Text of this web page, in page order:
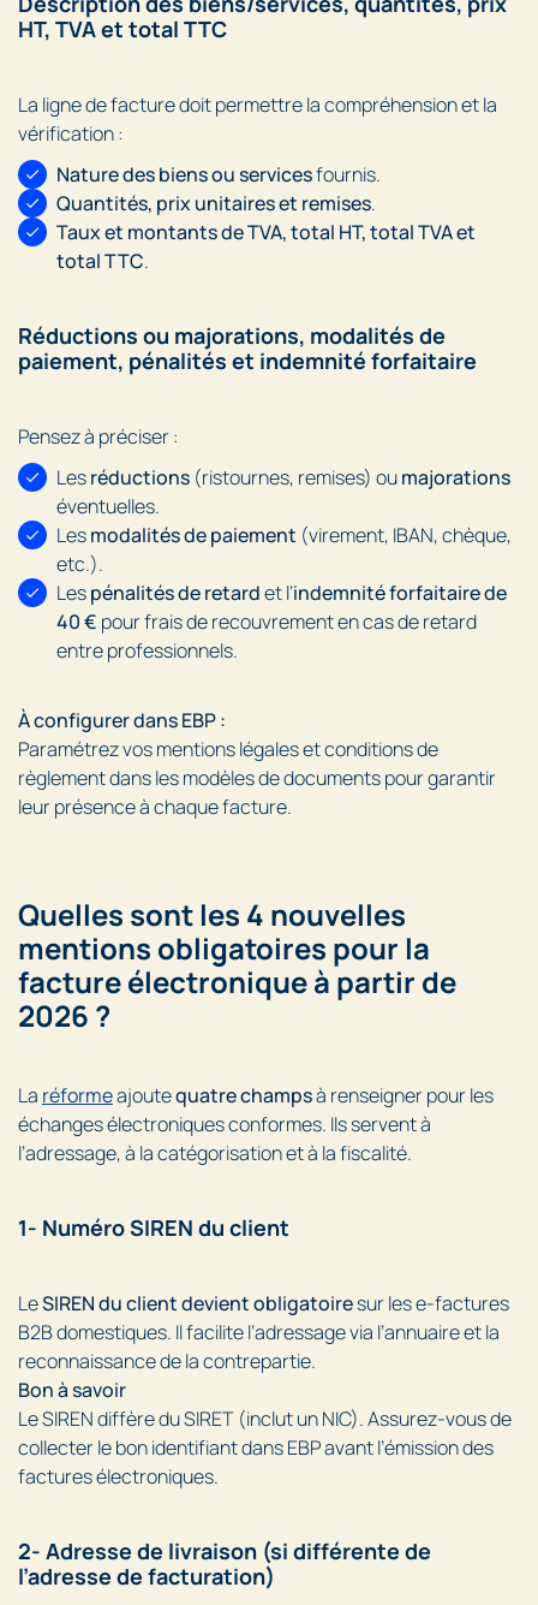
HT, TVA et total TTC
La ligne de facture doit permettre la compréhension et la
vérification :
Nature des biens ou servicesfournis.
Quantités, prix unitaires et remises.
Taux et montants de TVA, total HT, total TVA et
total TTC.
Réductions ou majorations, modalités de
paiement, pénalités et indemnité forfaitaire
Pensez à préciser :
Lesréductions (ristournes, remises) oumajorations
éventuelles.
Lesmodalités de paiement (virement, IBAN, chèque,
etc.).
Lespénalités de retardet l’indemnité forfaitaire de
40 € pour frais de recouvrement en cas de retard
entre professionnels.
À configurer dans EBP :
Paramétrez vos mentions légales et conditions de
règlement dans les modèles de documents pour garantir
leur présence à chaque facture.
Quelles sont les 4 nouvelles
mentions obligatoires pour la
facture électronique à partir de
2026 ?
La réformeajoutequatre champsà renseigner pour les
échanges électroniques conformes. Ils servent à
l’adressage, à la catégorisation et à la fiscalité.
1- Numéro SIREN du client
LeSIREN du client devient obligatoiresur les e-factures
B2B domestiques. Il facilite l’adressage via l’annuaire et la
reconnaissance de la contrepartie.
Bon à savoir
Le SIREN diffère du SIRET (inclut un NIC). Assurez-vous de
collecter le bon identifiant dans EBP avant l’émission des
factures électroniques.
2- Adresse de livraison (si différente de
l’adresse de facturation)